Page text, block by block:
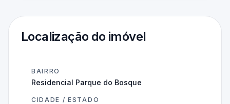
Localização do imóvel
BAIRRO
Residencial Parque do Bosque
CIDADE / ESTADO